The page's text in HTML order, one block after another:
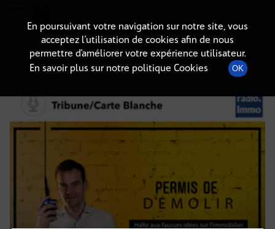
DÉTAILS DE L'ÉMISSION
En poursuivant votre navigation sur notre site, vous
acceptez l’utilisation de cookies afin de nous
permettre d’améliorer votre expérience utilisateur.
En savoir plus sur notre politique Cookies
OK